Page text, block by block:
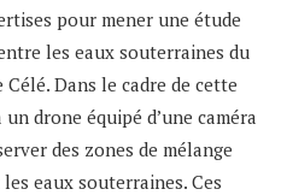
pour mener une étude
les eaux souterraines du
Dans le cadre de cette
drone équipé d’une caméra
des zones de mélange
eaux souterraines. Ces